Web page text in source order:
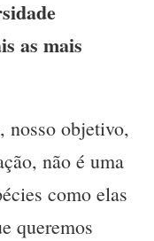
as mais
nosso objetivo,
não é uma
como elas
queremos